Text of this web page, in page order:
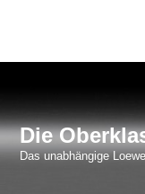
Die
Das unabhängige